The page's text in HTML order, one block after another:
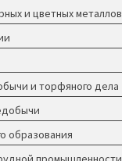
и цветных металлов
и торфяного дела
образования